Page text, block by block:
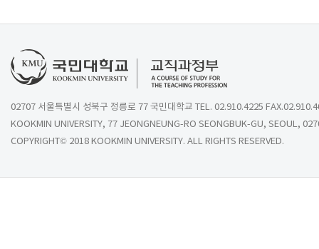
02707 서울특별시 성북구 정릉로 77 국민대학교 TEL. 02.910.4225
KOOKMIN UNIVERSITY, 77 JEONGNEUNG-RO SEONGBUK-GU, SEOUL,
COPYRIGHT© 2018 KOOKMIN UNIVERSITY. ALL RIGHTS RESERVED.